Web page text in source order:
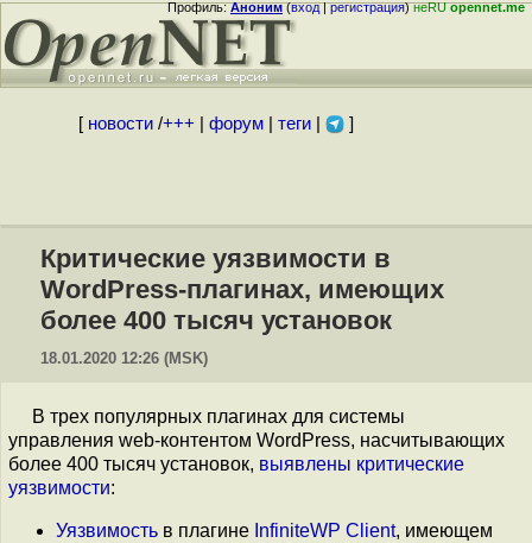
Профиль:Аноним(вход|регистрация)неRUopennet.me
[ новости/+++ форум| теги| ]
Критические уязвимости в
WordPress-плагинах, имеющих
более 400 тысяч установок
18.01.2020 12:26 (MSK)
В трех популярных плагинах для системы
управления web-контентом WordPress, насчитывающих
более 400 тысяч установок, выявлены критические
уязвимости:
Уязвимость в плагине InfiniteWP Client, имеющем